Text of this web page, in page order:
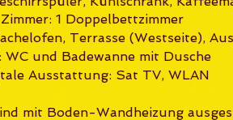
Zimmer: 1 Doppelbettzimmer
Terrasse (Westseite),
WC und Badewanne mit Dusche
Ausstattung: Sat TV, WLAN
mit Boden-Wandheizung